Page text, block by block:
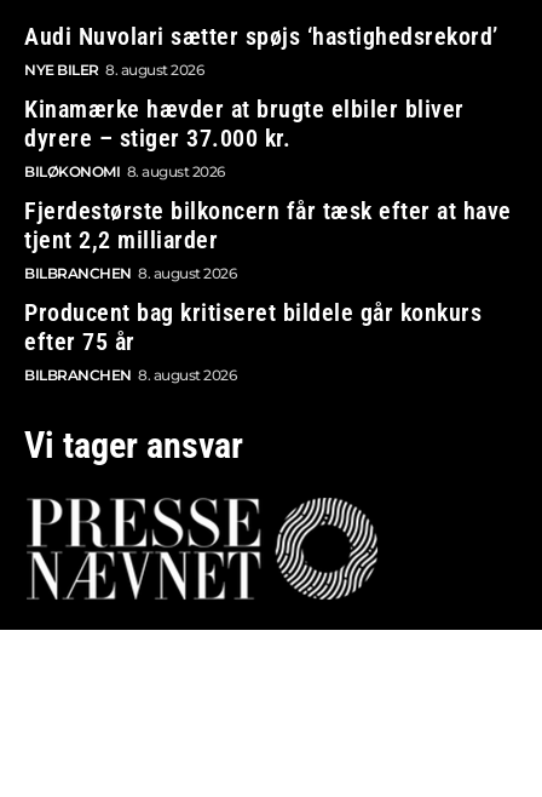
Audi Nuvolari sætter spøjs ‘hastighedsrekord’
NYE BILER 8. august 2026
Kinamærke hævder at brugte elbiler bliver
dyrere – stiger 37.000 kr.
BILØKONOMI 8. august 2026
Fjerdestørste bilkoncern får tæsk efter at have
tjent 2,2 milliarder
BILBRANCHEN 8. august 2026
Producent bag kritiseret bildele går konkurs
efter 75 år
BILBRANCHEN 8. august 2026
Vi tager ansvar